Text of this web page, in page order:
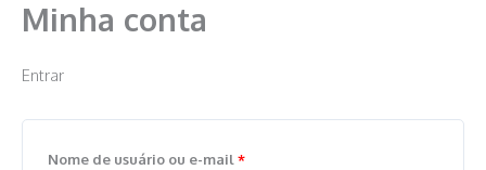
paraMinha conta
Entrar
Nome de usuário ou e-mail *